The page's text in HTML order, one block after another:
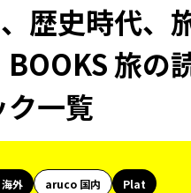
歴史時代、
旅の
一覧
外 aruco 国内
Plat